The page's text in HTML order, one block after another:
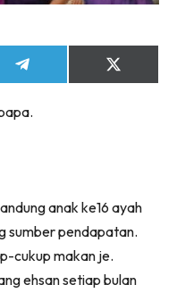
Share
on
Share
on
anak ke16 ayah
sumber pendapatan.
cukup makan je.
ehsan setiap bulan